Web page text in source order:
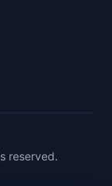
reserved.